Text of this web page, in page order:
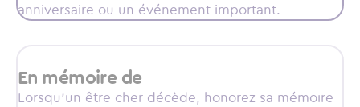
anniversaire ou un événement important.
En mémoire de
Lorsqu’un être cher décède, honorez sa mémoire